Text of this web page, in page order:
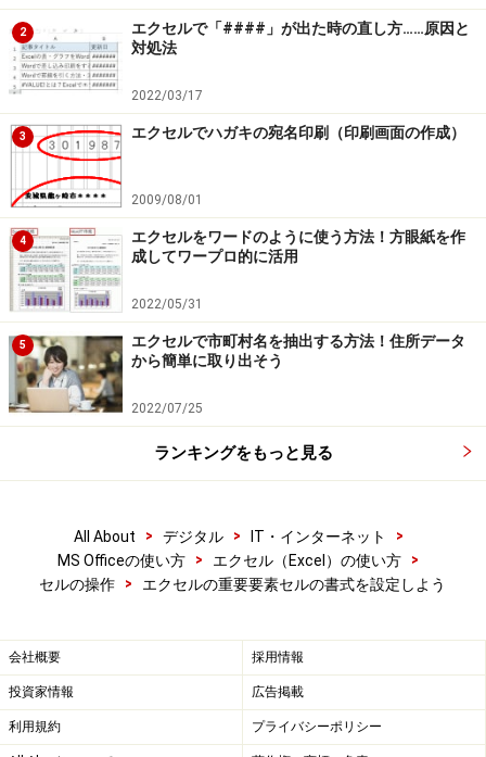
2
エクセルで「####」が出た時の直し方……原因と
対処法
2022/03/17
3 エクセルでハガキの宛名印刷（印刷画面の作成）
2009/08/01
4
エクセルをワードのように使う方法！方眼紙を作
成してワープロ的に活用
2022/05/31
5
エクセルで市町村名を抽出する方法！住所データ
から簡単に取り出そう
2022/07/25
ランキングをもっと見る
All About > デジタル > IT・インターネット
>
MS Officeの使い方
> エクセル（Excel）の使い方
>
セルの操作
> エクセルの重要要素セルの書式を設定しよう
会社概要 採用情報
投資家情報 広告掲載
利用規約 プライバシーポリシー